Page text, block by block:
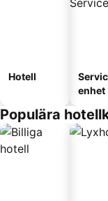
Hotell
enhet
Populära